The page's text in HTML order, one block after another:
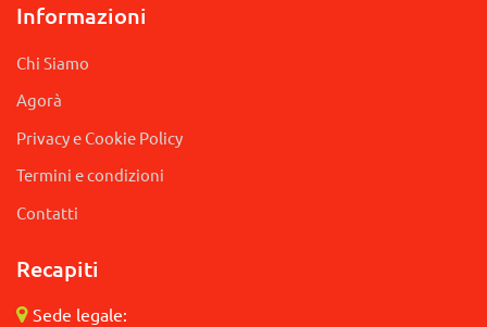
Informazioni
Chi Siamo
Agorà
Privacy e Cookie Policy
Termini e condizioni
Contatti
Recapiti
Sede legale: